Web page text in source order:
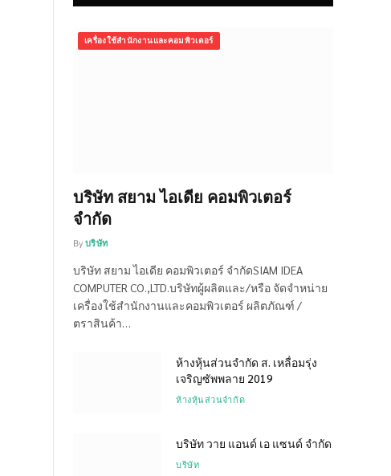
เครื่องใช้สำนักงานและคอมพิวเตอร์
บริษัท สยาม ไอเดีย คอมพิวเตอร์
จำกัด
By บริษัท
บริษัท สยาม ไอเดีย คอมพิวเตอร์ จำกัดSIAM IDEA
COMPUTER CO.,LTD.บริษัทผู้ผลิตและ/หรือ จัดจำหน่าย
เครื่องใช้สำนักงานและคอมพิวเตอร์ ผลิตภัณฑ์ /
ตราสินค้า…
ห้างหุ้นส่วนจำกัด ส. เหลื่อมรุ่ง
เจริญซัพพลาย 2019
ห้างหุ้นส่วนจำกัด
บริษัท วาย แอนด์ เอ แซนด์ จำกัด
บริษัท